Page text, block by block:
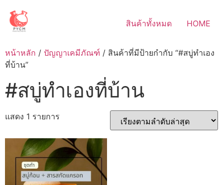
content
สินค้าทั้งหมด HOME
หน้าหลัก / ปัญญาเคมีภัณฑ์ / สินค้าที่มีป้ายกำกับ “#สบู่ทำเอง
ที่บ้าน”
#สบู่ทำเองที่บ้าน
แสดง 1 รายการ